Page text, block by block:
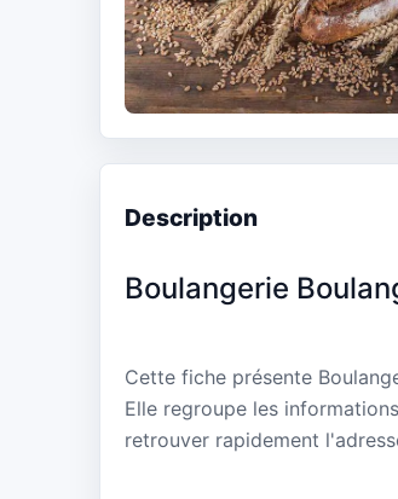
Description
Boulangerie
Cette fiche présente
Elle regroupe les
retrouver rapidement